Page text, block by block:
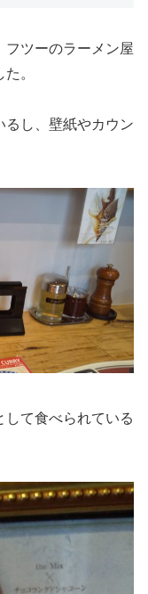
フツーのラーメン屋
。
るし、壁紙やカウン
して食べられている